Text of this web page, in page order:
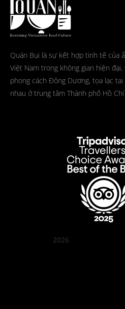
Quán Bụi là sự kết hợp tinh tế của
Việt Nam trong không gian hiện
phong cách Đông Dương, tọa lạc
nhau ở trung tâm Thành phố Hồ Chí
2026